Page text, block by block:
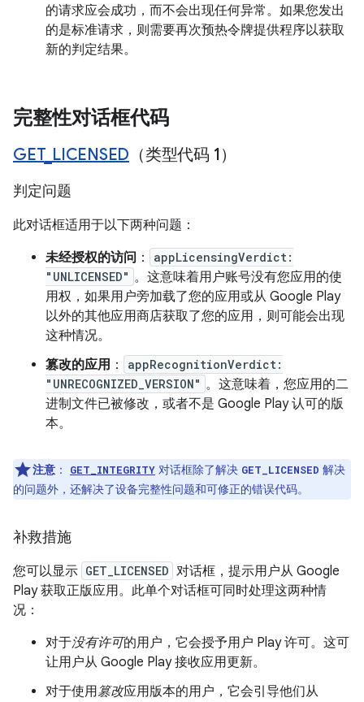
的请求应会成功，而不会出现任何异常。如果您发出
的是标准请求，则需要再次预热令牌提供程序以获取
新的判定结果。
完整性对话框代码
GET_ LICENSED （类型代码 1）
判定问题
此对话框适用于以下两种问题：
未经授权的访问 ：
appLicensingVerdict:
"UNLICENSED" 。这意味着用户账号没有您应用的使
用权，如果用户旁加载了您的应用或从 Google Play
以外的其他应用商店获取了您的应用，则可能会出现
这种情况。
篡改的应用 ：
appRecognitionVerdict:
"UNRECOGNIZED_VERSION" 。这意味着，您应用的二
进制文件已被修改，或者不是 Google Play 认可的版
本。
注意 ： GET_INTEGRITY 对话框除了解决 GET_LICENSED 解决
的问题外，还解决了设备完整性问题和可修正的错误代码。
补救措施
您可以显示 GET_LICENSED 对话框，提示用户从 Google
Play 获取正版应用。此单个对话框可同时处理这两种情
况：
对于没有许可的用户，它会授予用户 Play 许可。这可
让用户从 Google Play 接收应用更新。
对于使用篡改应用版本的用户，它会引导他们从